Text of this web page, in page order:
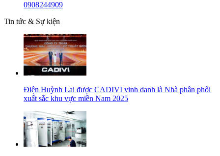
0908244909
Tin tức & Sự kiện
Điện Huỳnh Lai được CADIVI vinh danh là Nhà phân phối
xuất sắc khu vực miền Nam 2025